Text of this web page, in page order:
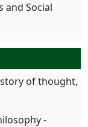
and Social
of thought,
-